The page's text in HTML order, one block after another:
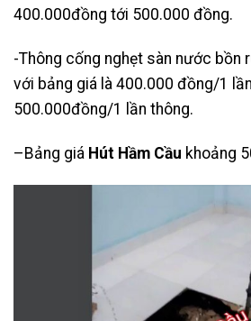
400.000đồng tới 500.000 đồng.
-Thông cống nghẹt sàn nước bồn
với bảng giá là 400.000 đồng/1
500.000đồng/1 lần thông.
–Bảng giá Hút Hầm Cầu khoảng